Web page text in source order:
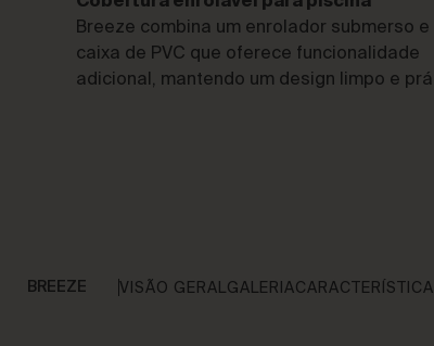
Consultoria
Breeze combina um enrolador submerso e
caixa de PVC que oferece funcionalidade
adicional, mantendo um design limpo e
BREEZE VISÃO GERALGALERIA